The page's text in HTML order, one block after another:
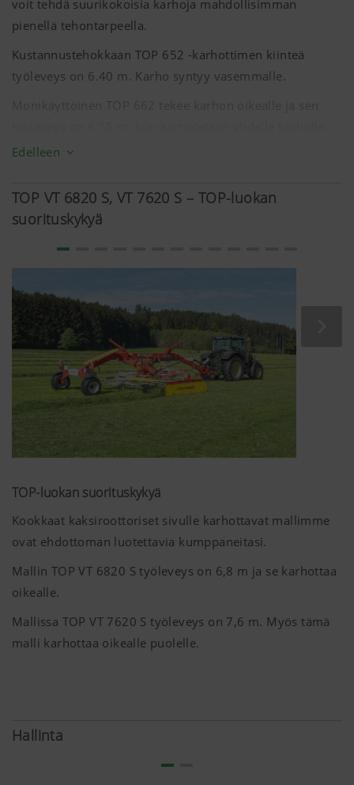
Analyysi ja tilastointi
analysointitekniikoita (mukaan lukien evästeet),
kuinka usein niitä avataan.
Google
Analytics
Analyysi
nettisivujen
käyttötavasta on
käytössä (katso
alta).
Kuukautta
Lisätietoja
Me käytämme useiden yhteistyökumppaneiden
evästeet) varmistaaksemme, että näytämme
voit tehdä suurikokoisia karhoja mahdollisimman
pienellä tehontarpeella.
Kustannustehokkaan TOP 652 -karhottimen kiinteä
työleveys on 6.40 m . Karho syntyy vasemmalle.
Voit myös valita kaksoiskarhon muodostuksen, jolloin
Edelleen
TOP VT 6820 S, VT 7620 S – TOP-luokan
suorituskykyä
TOP-luokan suorituskykyä
Kookkaat kaksiroottoriset sivulle karhottavat mallimme
ovat ehdottoman luotettavia kumppaneitasi.
Mallin TOP VT 6820 S työleveys on 6,8 m ja se karhottaa
oikealle.
Mallissa TOP VT 7620 S työleveys on 7,6 m. Myös tämä
malli karhottaa oikealle puolelle.
Hallinta